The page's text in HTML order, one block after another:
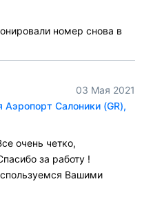
номер снова в
03 Мая 2021
Салоники (GR),
очень четко,
за работу !
Вашими